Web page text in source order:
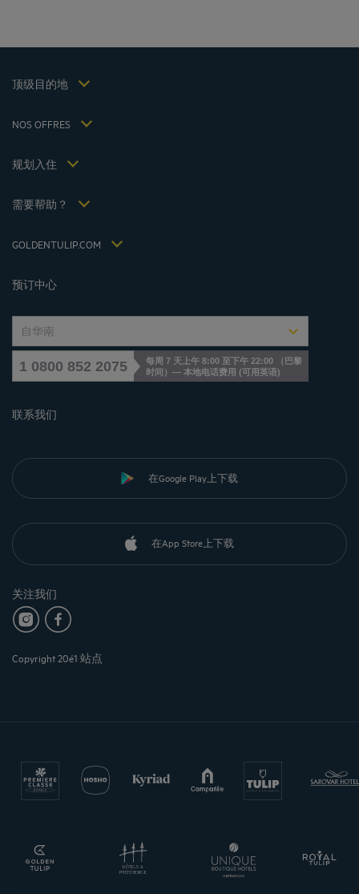
顶级目的地
上海酒店
Hôtels Saint-Malo
NOS OFFRES
逍遥游优惠（含早餐）
规划入住
会议和活动
需要帮助？
常见问答
GOLDENTULIP.COM
个人数据政策
Flavours Instant Benefit 通用使用条款和条件
Politiques de taxes 2023
税收政策 2021
Jin Jiang International
预订中心
自华南
1 0800 852 2075
每周 7 天上午 8:00 至下午 22:00 （巴黎
时间）— 本地电话费用 (可用英语)
联系我们
在Google Play上下载
在App Store上下载
关注我们
Copyright 20é1 站点